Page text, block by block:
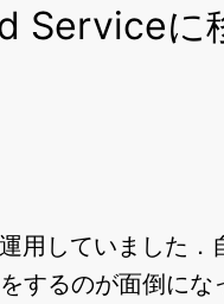
Serviceに
用していました．
するのが面倒にな